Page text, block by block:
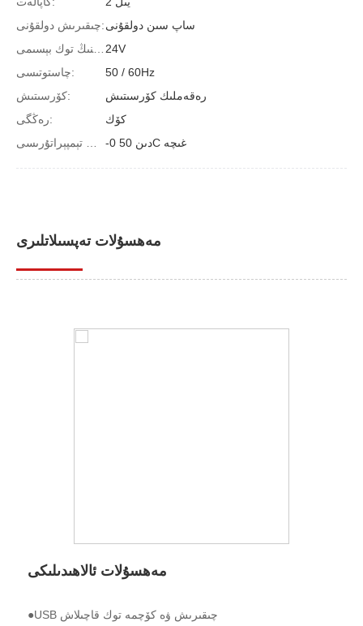
چىقىرىش دولقۇنى:ساپ سىن دولقۇنى
24V
چاستوتىسى:
50 / 60Hz
كۆرسىتىش:
رەقەملىك كۆرسىتىش
رەڭگى:
كۆك
-0 دىن 50C غىچە
مەھسۇلات تەپسىلاتلىرى
مەھسۇلات ئالاھىدىلىكى
●
USB چىقىرىش ۋە كۆچمە توك قاچىلاش